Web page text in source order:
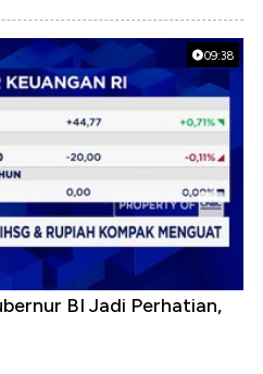
09:38
BI Jadi Perhatian,